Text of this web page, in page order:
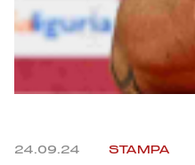
Accessori
24.09.24 STAMPA